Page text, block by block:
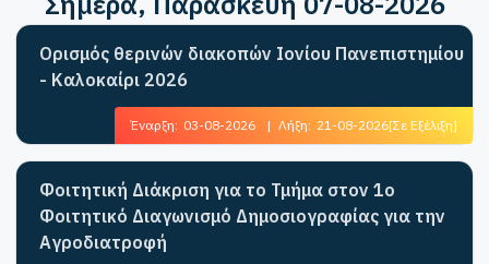
Ορισμός θερινών διακοπών Ιονίου Πανεπιστημίου
- Καλοκαίρι 2026
Έναρξη: 03-08-2026 | Λήξη: 21-08-2026[Σε Εξέλιξη]
Φοιτητική Διάκριση για το Τμήμα στον 1ο
Φοιτητικό Διαγωνισμό Δημοσιογραφίας για την
Αγροδιατροφή